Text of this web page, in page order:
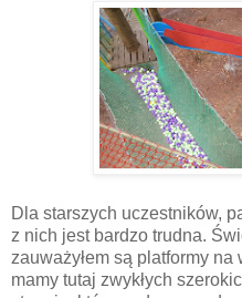
Dla starszych uczestników,
z nich jest bardzo trudna.
zauważyłem są platformy
mamy tutaj zwykłych